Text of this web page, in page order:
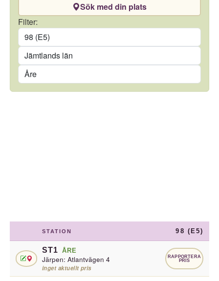
Sök med din plats
Filter:
Län
Kommun
STATION 98 (E5)
ST1 ÅRE
Järpen: Atlantvägen 4
inget aktuellt pris
RAPPORTERA
PRIS